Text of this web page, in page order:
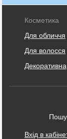
Косметика
Для обличчя
Для волосся
Декоративна
Вхід в